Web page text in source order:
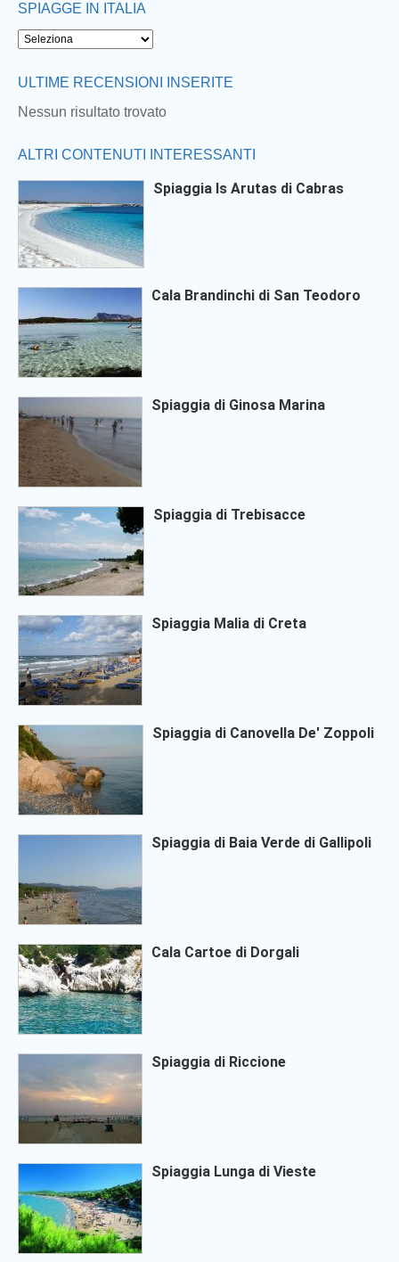
SPIAGGE IN ITALIA
ULTIME RECENSIONI INSERITE
Nessun risultato trovato
ALTRI CONTENUTI INTERESSANTI
Spiaggia Is Arutas di Cabras
Cala Brandinchi di San Teodoro
Spiaggia di Ginosa Marina
Spiaggia di Trebisacce
Spiaggia Malia di Creta
Spiaggia di Canovella De' Zoppoli
Spiaggia di Baia Verde di Gallipoli
Cala Cartoe di Dorgali
Spiaggia di Riccione
Spiaggia Lunga di Vieste